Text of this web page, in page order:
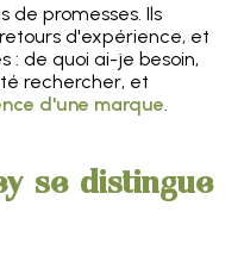
de promesses. Ils
d'expérience, et
: de quoi ai-je besoin,
rechercher, et
d'une marque
se distingue